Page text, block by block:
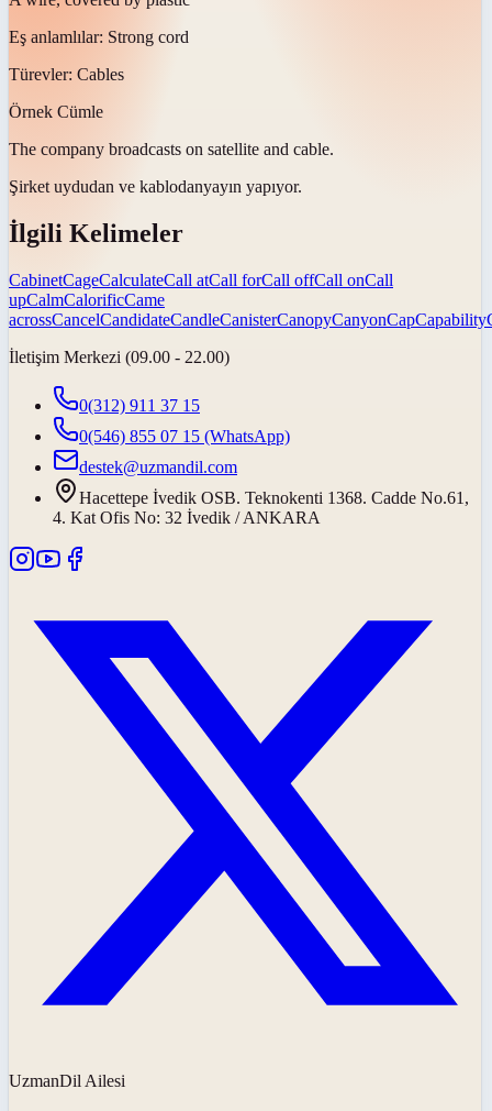
Eş anlamlılar: Strong cord
Türevler: Cables
Örnek Cümle
The company broadcasts on satellite and cable.
Şirket uydudan ve kablodanyayın yapıyor.
İlgili Kelimeler
CabinetCageCalculateCall atCall forCall offCall onCall
upCalmCalorificCame
acrossCancelCandidateCandleCanisterCanopyCanyonCapCapability
İletişim Merkezi (09.00 - 22.00)
0(312) 911 37 15
0(546) 855 07 15 (WhatsApp)
destek@uzmandil.com
Hacettepe İvedik OSB. Teknokenti 1368. Cadde No.61,
4. Kat Ofis No: 32 İvedik / ANKARA
UzmanDil Ailesi